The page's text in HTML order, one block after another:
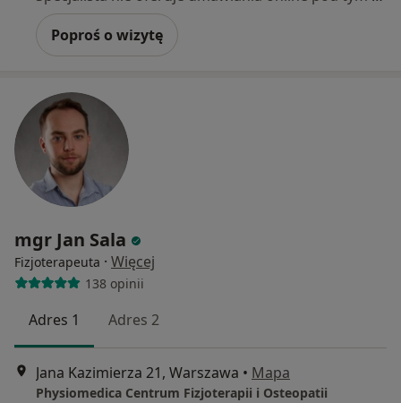
Poproś o wizytę
mgr Jan Sala
Fizjoterapeuta · Więcej
138 opinii
Adres 1 Adres 2
Jana Kazimierza 21, Warszawa • Mapa
Physiomedica Centrum Fizjoterapii i Osteopatii